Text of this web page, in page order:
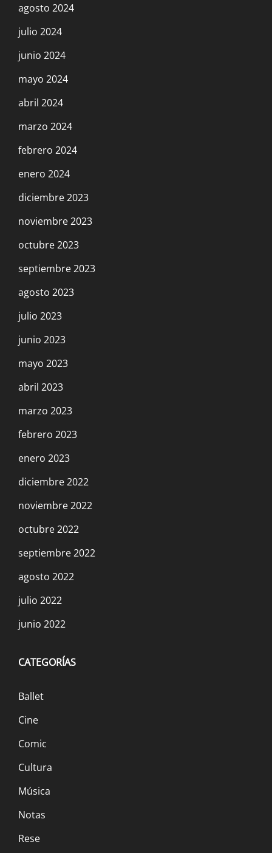
agosto 2024
julio 2024
junio 2024
mayo 2024
abril 2024
marzo 2024
febrero 2024
enero 2024
diciembre 2023
noviembre 2023
octubre 2023
septiembre 2023
agosto 2023
julio 2023
junio 2023
mayo 2023
abril 2023
marzo 2023
febrero 2023
enero 2023
diciembre 2022
noviembre 2022
octubre 2022
septiembre 2022
agosto 2022
julio 2022
junio 2022
CATEGORÍAS
Ballet
Cine
Comic
Cultura
Música
Notas
Rese